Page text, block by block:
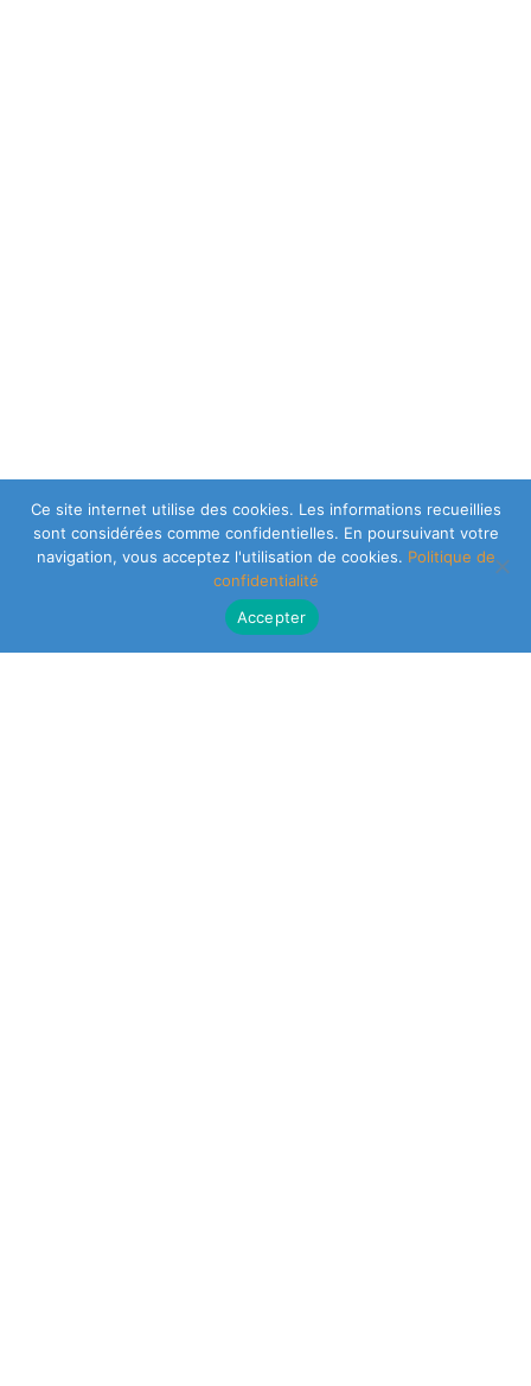
Ce site internet utilise des cookies. Les informations recueillies
sont considérées comme confidentielles. En poursuivant votre
navigation, vous acceptez l'utilisation de cookies. Politique de
confidentialité
Accepter